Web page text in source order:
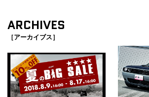
ARCHIVES
［アーカイブス］